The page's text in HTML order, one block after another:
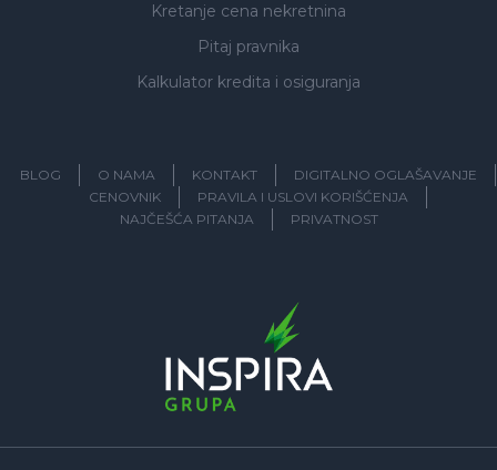
Kretanje cena nekretnina
Pitaj pravnika
Kalkulator kredita i osiguranja
BLOG O NAMA KONTAKT
DIGITALNO OGLAŠAVANJE
CENOVNIK
PRAVILA I USLOVI KORIŠĆENJA
NAJČEŠĆA PITANJA
PRIVATNOST